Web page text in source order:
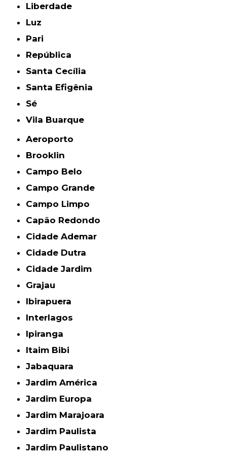
Liberdade
Luz
Pari
República
Santa Cecília
Santa Efigênia
Sé
Vila Buarque
Aeroporto
Brooklin
Campo Belo
Campo Grande
Campo Limpo
Capão Redondo
Cidade Ademar
Cidade Dutra
Cidade Jardim
Grajau
Ibirapuera
Interlagos
Ipiranga
Itaim Bibi
Jabaquara
Jardim América
Jardim Europa
Jardim Marajoara
Jardim Paulista
Jardim Paulistano